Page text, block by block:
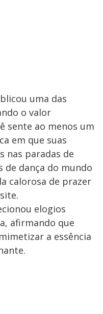
uma das
o valor
sente ao menos um
em que suas
nas paradas de
de dança do mundo
calorosa de prazer
elogios
afirmando que
a essência